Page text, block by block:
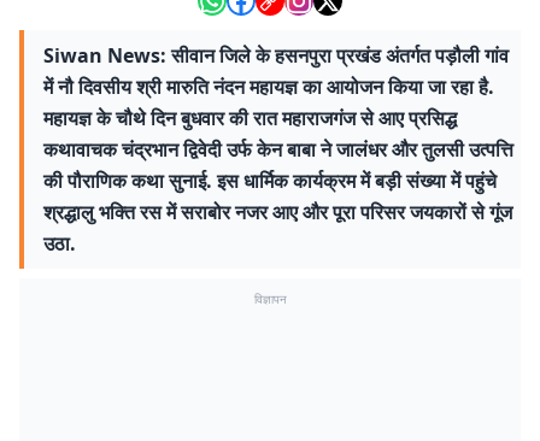
Siwan News: सीवान जिले के हसनपुरा प्रखंड अंतर्गत पड़ौली गांव
में नौ दिवसीय श्री मारुति नंदन महायज्ञ का आयोजन किया जा रहा है.
महायज्ञ के चौथे दिन बुधवार की रात महाराजगंज से आए प्रसिद्ध
कथावाचक चंद्रभान द्विवेदी उर्फ केन बाबा ने जालंधर और तुलसी उत्पत्ति
की पौराणिक कथा सुनाई. इस धार्मिक कार्यक्रम में बड़ी संख्या में पहुंचे
श्रद्धालु भक्ति रस में सराबोर नजर आए और पूरा परिसर जयकारों से गूंज
उठा.
विज्ञापन